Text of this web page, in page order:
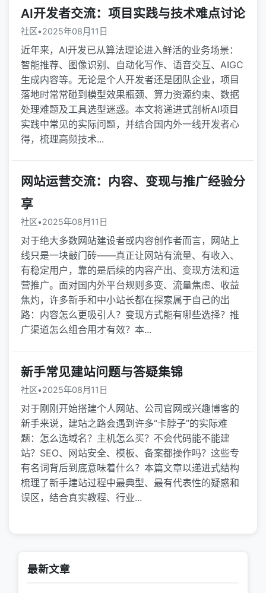
AI开发者交流：项目实践与技术难点讨论
社区•2025年08月11日
近年来，AI开发已从算法理论进入鲜活的业务场景：
智能推荐、图像识别、自动化写作、语音交互、AIGC
生成内容等。无论是个人开发者还是团队企业，项目
落地时常常碰到模型效果瓶颈、算力资源约束、数据
处理难题及工具选型迷惑。本文将递进式剖析AI项目
实践中常见的实际问题，并结合国内外一线开发者心
得，梳理高频技术...
网站运营交流：内容、变现与推广经验分
享
社区•2025年08月11日
对于绝大多数网站建设者或内容创作者而言，网站上
线只是一块敲门砖——真正让网站有流量、有收入、
有稳定用户，靠的是后续的内容产出、变现方法和运
营推广。面对国内外平台规则多变、流量焦虑、收益
焦灼，许多新手和中小站长都在探索属于自己的出
路：内容怎么更吸引人？变现方式能有哪些选择？推
广渠道怎么组合用才有效？本...
新手常见建站问题与答疑集锦
社区•2025年08月11日
对于刚刚开始搭建个人网站、公司官网或兴趣博客的
新手来说，建站之路会遇到许多“卡脖子”的实际难
题：怎么选域名？主机怎么买？不会代码能不能建
站？SEO、网站安全、模板、备案都操作吗？这些专
有名词背后到底意味着什么？本篇文章以递进式结构
梳理了新手建站过程中最典型、最有代表性的疑惑和
误区，结合真实教程、行业...
最新文章